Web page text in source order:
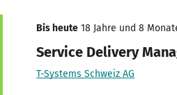
Bis heute 18 Jahre und 8
Service Delivery
T-Systems Schweiz AG